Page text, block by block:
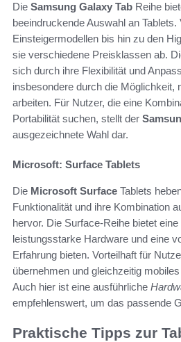
Die Samsung Galaxy Tab Reihe
beeindruckende Auswahl an Tablets.
Einsteigermodellen bis hin zu den
sie verschiedene Preisklassen ab.
sich durch ihre Flexibilität und
insbesondere durch die Möglichkeit,
arbeiten. Für Nutzer, die eine
Portabilität suchen, stellt der
ausgezeichnete Wahl dar.
Microsoft: Surface Tablets
Die Microsoft Surface Tablets
Funktionalität und ihre Kombination
hervor. Die Surface-Reihe bietet
leistungsstarke Hardware und eine
Erfahrung bieten. Vorteilhaft für
übernehmen und gleichzeitig
Auch hier ist eine ausführliche
empfehlenswert, um das passende
Praktische Tipps zur